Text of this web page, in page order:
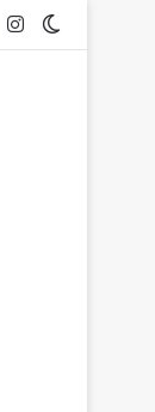
WordPress
Instagram